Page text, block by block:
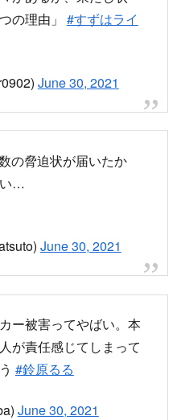
の理由」 #すずはライ
June 30, 2021
の脅迫状が届いたか
い…
June 30, 2021
ー被害ってやばい。本
が責任感じてしまって
#鈴原るる
June 30, 2021